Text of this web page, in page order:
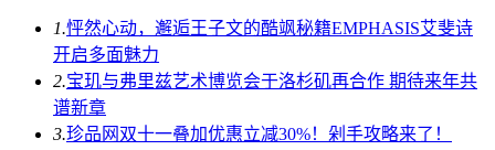
1.怦然心动，邂逅王子文的酷飒秘籍EMPHASIS艾斐诗
开启多面魅力
2.宝玑与弗里兹艺术博览会于洛杉矶再合作 期待来年共
谱新章
3.珍品网双十一叠加优惠立减30%！剁手攻略来了！